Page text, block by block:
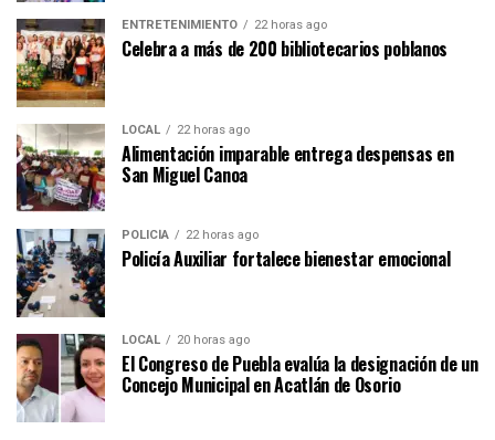
ENTRETENIMIENTO 22 horas ago
Celebra a más de 200 bibliotecarios poblanos
LOCAL 22 horas ago
Alimentación imparable entrega despensas en
San Miguel Canoa
POLICÍA 22 horas ago
Policía Auxiliar fortalece bienestar emocional
LOCAL 20 horas ago
El Congreso de Puebla evalúa la designación de un
Concejo Municipal en Acatlán de Osorio